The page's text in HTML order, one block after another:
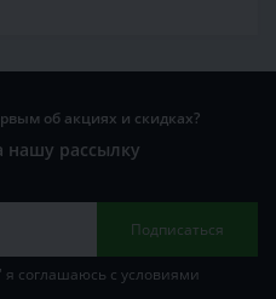
об акциях и скидках?
нашу рассылку
Подписаться
соглашаюсь с условиями